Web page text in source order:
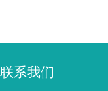
联系我们